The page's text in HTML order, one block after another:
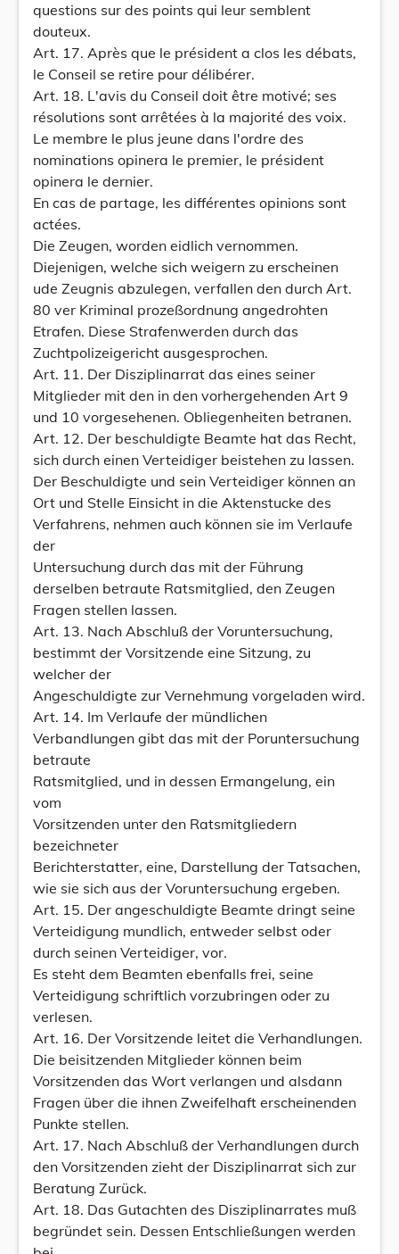
questions sur des points qui leur semblent
douteux.
Art. 17. Après que le président a clos les débats,
le Conseil se retire pour délibérer.
Art. 18. L'avis du Conseil doit être motivé; ses
résolutions sont arrêtées à la majorité des voix.
Le membre le plus jeune dans l'ordre des
nominations opinera le premier, le président
opinera le dernier.
En cas de partage, les différentes opinions sont
actées.
Die Zeugen, worden eidlich vernommen.
Diejenigen, welche sich weigern zu erscheinen
ude Zeugnis abzulegen, verfallen den durch Art.
80 ver Kriminal prozeßordnung angedrohten
Etrafen. Diese Strafenwerden durch das
Zuchtpolizeigericht ausgesprochen.
Art. 11. Der Disziplinarrat das eines seiner
Mitglieder mit den in den vorhergehenden Art 9
und 10 vorgesehenen. Obliegenheiten betranen.
Art. 12. Der beschuldigte Beamte hat das Recht,
sich durch einen Verteidiger beistehen zu lassen.
Der Beschuldigte und sein Verteidiger können an
Ort und Stelle Einsicht in die Aktenstucke des
Verfahrens, nehmen auch können sie im Verlaufe
der
Untersuchung durch das mit der Führung
derselben betraute Ratsmitglied, den Zeugen
Fragen stellen lassen.
Art. 13. Nach Abschluß der Voruntersuchung,
bestimmt der Vorsitzende eine Sitzung, zu
welcher der
Angeschuldigte zur Vernehmung vorgeladen wird.
Art. 14. Im Verlaufe der mündlichen
Verbandlungen gibt das mit der Poruntersuchung
betraute
Ratsmitglied, und in dessen Ermangelung, ein
vom
Vorsitzenden unter den Ratsmitgliedern
bezeichneter
Berichterstatter, eine, Darstellung der Tatsachen,
wie sie sich aus der Voruntersuchung ergeben.
Art. 15. Der angeschuldigte Beamte dringt seine
Verteidigung mundlich, entweder selbst oder
durch seinen Verteidiger, vor.
Es steht dem Beamten ebenfalls frei, seine
Verteidigung schriftlich vorzubringen oder zu
verlesen.
Art. 16. Der Vorsitzende leitet die Verhandlungen.
Die beisitzenden Mitglieder können beim
Vorsitzenden das Wort verlangen und alsdann
Fragen über die ihnen Zweifelhaft erscheinenden
Punkte stellen.
Art. 17. Nach Abschluß der Verhandlungen durch
den Vorsitzenden zieht der Disziplinarrat sich zur
Beratung Zurück.
Art. 18. Das Gutachten des Disziplinarrates muß
begründet sein. Dessen Entschließungen werden